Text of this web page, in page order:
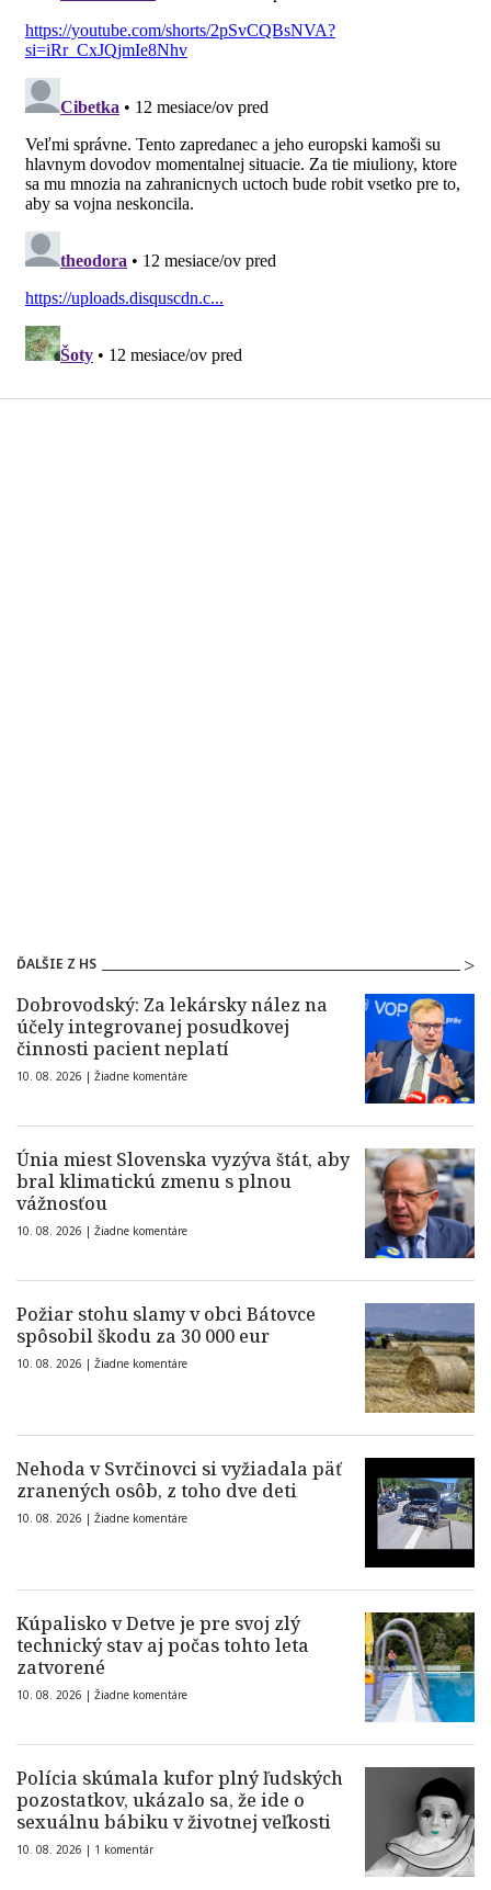
ĎALŠIE Z HS
Dobrovodský: Za lekársky nález na
účely integrovanej posudkovej
činnosti pacient neplatí
10. 08. 2026 | Žiadne komentáre
Únia miest Slovenska vyzýva štát, aby
bral klimatickú zmenu s plnou
vážnosťou
10. 08. 2026 | Žiadne komentáre
Požiar stohu slamy v obci Bátovce
spôsobil škodu za 30 000 eur
10. 08. 2026 | Žiadne komentáre
Nehoda v Svrčinovci si vyžiadala päť
zranených osôb, z toho dve deti
10. 08. 2026 | Žiadne komentáre
Kúpalisko v Detve je pre svoj zlý
technický stav aj počas tohto leta
zatvorené
10. 08. 2026 | Žiadne komentáre
Polícia skúmala kufor plný ľudských
pozostatkov, ukázalo sa, že ide o
sexuálnu bábiku v životnej veľkosti
10. 08. 2026 | 1 komentár